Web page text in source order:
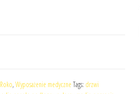
Roko, Wyposażenie medyczne Tags: drzwi